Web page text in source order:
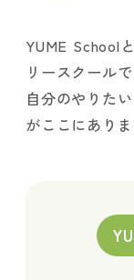
YUME School
リースクールで
自分のやりた
がここにありま